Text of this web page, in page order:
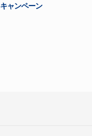
キャンペーン